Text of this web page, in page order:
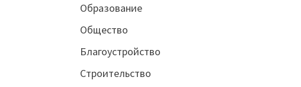
Образование
Общество
Благоустройство
Строительство